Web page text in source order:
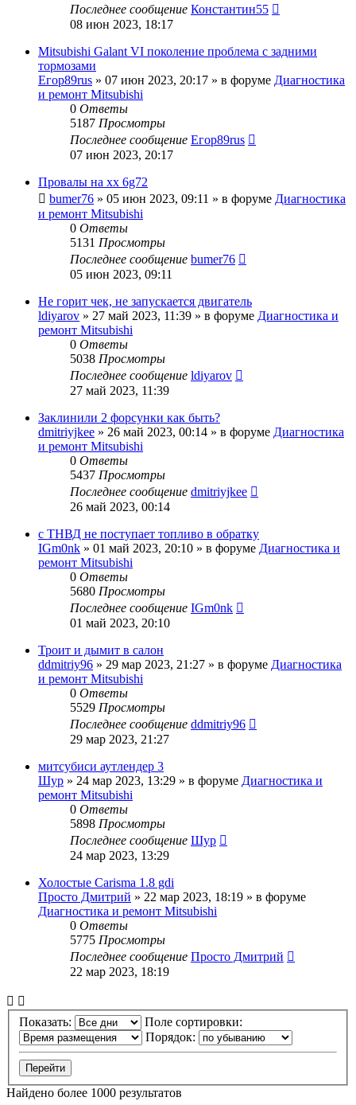
Последнее сообщение Константин55
08 июн 2023, 18:17
Mitsubishi Galant VI поколение проблема с задними
тормозами
Егор89rus » 07 июн 2023, 20:17 » в форуме Диагностика
и ремонт Mitsubishi
0 Ответы
5187 Просмотры
Последнее сообщение Егор89rus
07 июн 2023, 20:17
Провалы на хх 6g72
bumer76 » 05 июн 2023, 09:11 » в форуме Диагностика
и ремонт Mitsubishi
0 Ответы
5131 Просмотры
Последнее сообщение bumer76
05 июн 2023, 09:11
Не горит чек, не запускается двигатель
ldiyarov » 27 май 2023, 11:39 » в форуме Диагностика и
ремонт Mitsubishi
0 Ответы
5038 Просмотры
Последнее сообщение ldiyarov
27 май 2023, 11:39
Заклинили 2 форсунки как быть?
dmitriyjkee » 26 май 2023, 00:14 » в форуме Диагностика
и ремонт Mitsubishi
0 Ответы
5437 Просмотры
Последнее сообщение dmitriyjkee
26 май 2023, 00:14
с ТНВД не поступает топливо в обратку
IGm0nk » 01 май 2023, 20:10 » в форуме Диагностика и
ремонт Mitsubishi
0 Ответы
5680 Просмотры
Последнее сообщение IGm0nk
01 май 2023, 20:10
Троит и дымит в салон
ddmitriy96 » 29 мар 2023, 21:27 » в форуме Диагностика
и ремонт Mitsubishi
0 Ответы
5529 Просмотры
Последнее сообщение ddmitriy96
29 мар 2023, 21:27
митсубиси аутлендер 3
Шур » 24 мар 2023, 13:29 » в форуме Диагностика и
ремонт Mitsubishi
0 Ответы
5898 Просмотры
Последнее сообщение Шур
24 мар 2023, 13:29
Холостые Carisma 1.8 gdi
Просто Дмитрий » 22 мар 2023, 18:19 » в форуме
Диагностика и ремонт Mitsubishi
0 Ответы
5775 Просмотры
Последнее сообщение Просто Дмитрий
22 мар 2023, 18:19
Показать:
Поле сортировки:
Порядок:
Найдено более 1000 результатов